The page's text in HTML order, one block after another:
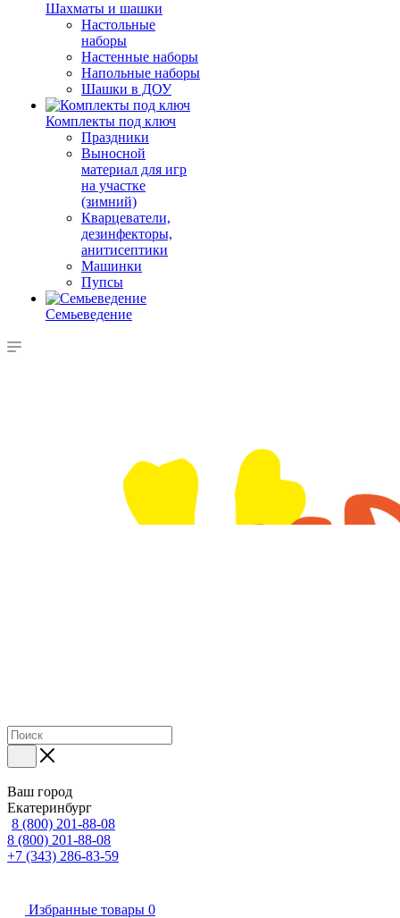
Шахматы и шашки
Настольные
наборы
Настенные наборы
Напольные наборы
Шашки в ДОУ
Комплекты под ключ
Праздники
Выносной
материал для игр
на участке
(зимний)
Кварцеватели,
дезинфекторы,
анитисептики
Машинки
Пупсы
Семьеведение
Ваш город
Екатеринбург
8 (800) 201-88-08
8 (800) 201-88-08
+7 (343) 286-83-59
Избранные товары 0